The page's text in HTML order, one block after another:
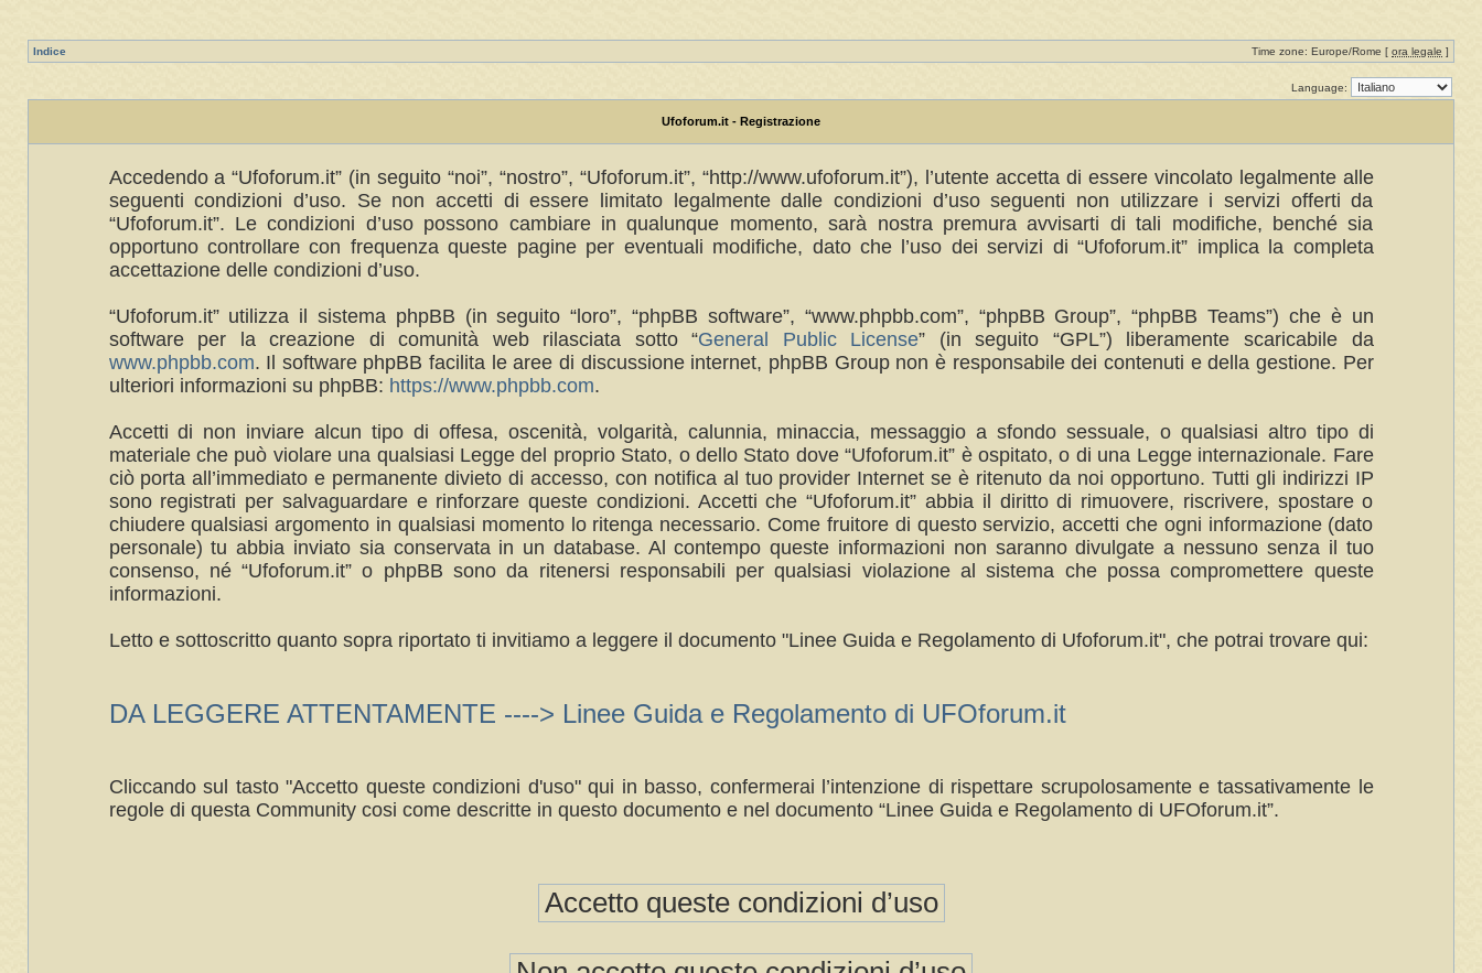
Indice Time zone: Europe/Rome [ ora legale ]
Language:
Ufoforum.it - Registrazione
Accedendo a “Ufoforum.it” (in seguito “noi”, “nostro”, “Ufoforum.it”, “http://www.ufoforum.it”), l’utente accetta di essere vincolato legalmente alle
seguenti condizioni d’uso. Se non accetti di essere limitato legalmente dalle condizioni d’uso seguenti non utilizzare i servizi offerti da
“Ufoforum.it”. Le condizioni d’uso possono cambiare in qualunque momento, sarà nostra premura avvisarti di tali modifiche, benché sia
opportuno controllare con frequenza queste pagine per eventuali modifiche, dato che l’uso dei servizi di “Ufoforum.it” implica la completa
accettazione delle condizioni d’uso.
“Ufoforum.it” utilizza il sistema phpBB (in seguito “loro”, “phpBB software”, “www.phpbb.com”, “phpBB Group”, “phpBB Teams”) che è un
software per la creazione di comunità web rilasciata sotto “General Public License” (in seguito “GPL”) liberamente scaricabile da
www.phpbb.com. Il software phpBB facilita le aree di discussione internet, phpBB Group non è responsabile dei contenuti e della gestione. Per
ulteriori informazioni su phpBB: https://www.phpbb.com.
Accetti di non inviare alcun tipo di offesa, oscenità, volgarità, calunnia, minaccia, messaggio a sfondo sessuale, o qualsiasi altro tipo di
materiale che può violare una qualsiasi Legge del proprio Stato, o dello Stato dove “Ufoforum.it” è ospitato, o di una Legge internazionale. Fare
ciò porta all’immediato e permanente divieto di accesso, con notifica al tuo provider Internet se è ritenuto da noi opportuno. Tutti gli indirizzi IP
sono registrati per salvaguardare e rinforzare queste condizioni. Accetti che “Ufoforum.it” abbia il diritto di rimuovere, riscrivere, spostare o
chiudere qualsiasi argomento in qualsiasi momento lo ritenga necessario. Come fruitore di questo servizio, accetti che ogni informazione (dato
personale) tu abbia inviato sia conservata in un database. Al contempo queste informazioni non saranno divulgate a nessuno senza il tuo
consenso, né “Ufoforum.it” o phpBB sono da ritenersi responsabili per qualsiasi violazione al sistema che possa compromettere queste
informazioni.
Letto e sottoscritto quanto sopra riportato ti invitiamo a leggere il documento "Linee Guida e Regolamento di Ufoforum.it", che potrai trovare qui:
DA LEGGERE ATTENTAMENTE ----> Linee Guida e Regolamento di UFOforum.it
Cliccando sul tasto "Accetto queste condizioni d'uso" qui in basso, confermerai l’intenzione di rispettare scrupolosamente e tassativamente le
regole di questa Community cosi come descritte in questo documento e nel documento “Linee Guida e Regolamento di UFOforum.it”.